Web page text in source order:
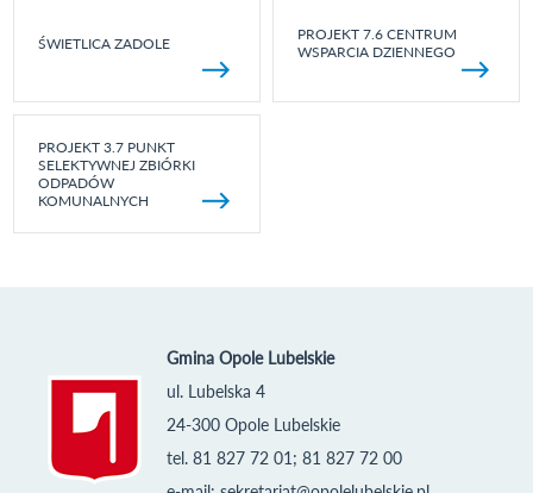
ŚWIETLICA ZADOLE
PROJEKT 7.6 CENTRUM
WSPARCIA DZIENNEGO
PROJEKT 3.7 PUNKT
SELEKTYWNEJ ZBIÓRKI
ODPADÓW
KOMUNALNYCH
Gmina Opole Lubelskie
ul. Lubelska 4
24-300 Opole Lubelskie
tel. 81 827 72 01; 81 827 72 00